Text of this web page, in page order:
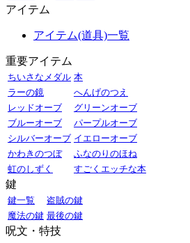
アイテム
アイテム(道具)一覧
重要アイテム
ちいさなメダル 本
ラーの鏡
へんげのつえ
レッドオーブ
グリーンオーブ
ブルーオーブ
パープルオーブ
シルバーオーブ イエローオーブ
かわきのつぼ
ふなのりのほね
虹のしずく
すごくエッチな本
鍵
鍵一覧
盗賊の鍵
魔法の鍵 最後の鍵
呪文・特技